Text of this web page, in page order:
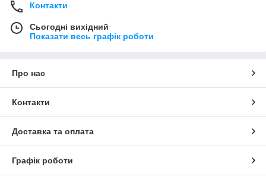
Контакти
Сьогодні вихідний
Показати весь графік роботи
Про нас
Контакти
Доставка та оплата
Графік роботи